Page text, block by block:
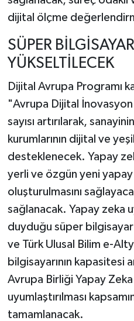
dijital ölçme
SÜPER
YÜKSELTİLECEK
Dijital Avrupa Programı
"Avrupa Dijital
sayısı artırılarak,
kurumlarının dijital ve
desteklenecek. Yapay
yerli ve özgün yeni
oluşturulmasını
sağlanacak. Yapay zeka
duyduğu süper
ve Türk Ulusal Bilim e-
bilgisayarının kapasitesi
Avrupa Birliği Yapay
uyumlaştırılması
tamamlanacak.